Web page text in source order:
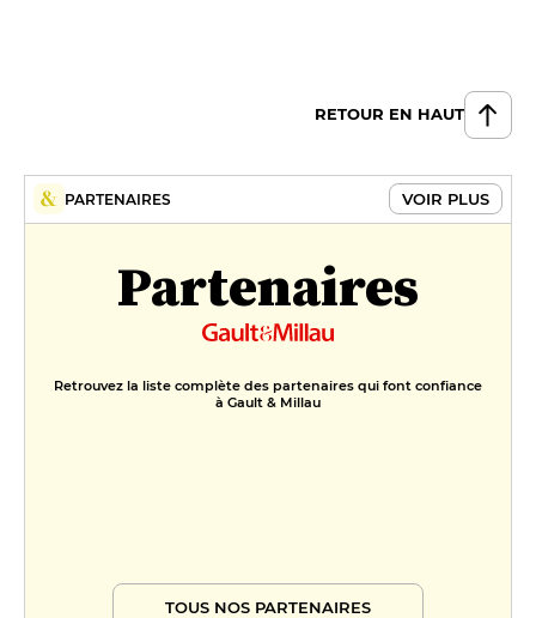
RETOUR EN HAUT
PARTENAIRES VOIR PLUS
Partenaires
Retrouvez la liste complète des partenaires qui font confiance
à Gault & Millau
TOUS NOS PARTENAIRES